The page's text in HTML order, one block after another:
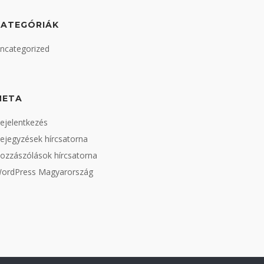
hírcsatorna
hírcsatorna
Magyarország